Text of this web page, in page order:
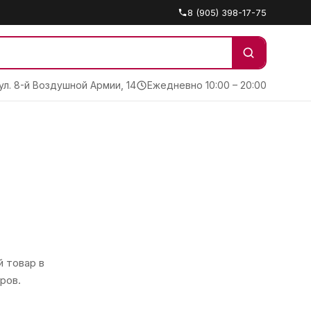
8 (905) 398-17-75
8-й Воздушной Армии, 14 Ежедневно 10:00 – 20:00
товар в